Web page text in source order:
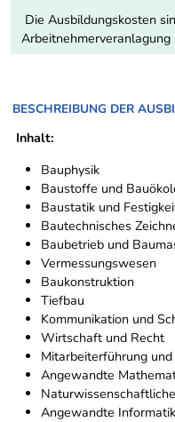
Die Ausbildungskosten
BESCHREIBUNG DER
Inhalt:
Bauphysik
Baustoffe und
Baustatik und
Bautechnisches
Baubetrieb und
Vermessungswesen
Baukonstruktion
Tiefbau
Kommunikation und
Wirtschaft und Recht
Mitarbeiterführung
Angewandte
Angewandte Informatik